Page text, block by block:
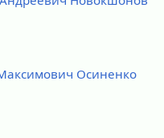
Осиненко